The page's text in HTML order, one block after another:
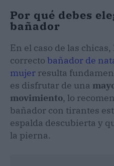
Por qué debes
bañador
En el caso de las
correcto bañador de
mujer resulta
es disfrutar de una
movimiento, lo
bañador con tirantes
espalda descubierta y
la pierna.